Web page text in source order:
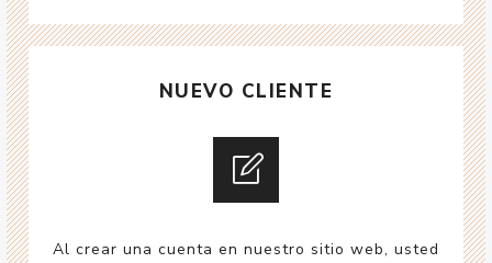
NUEVO CLIENTE
Al crear una cuenta en nuestro sitio web, usted